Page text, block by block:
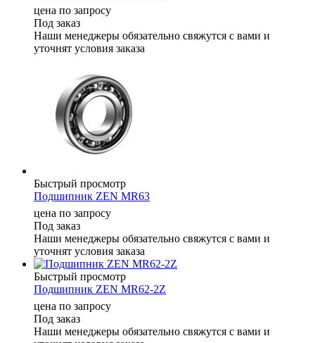
цена по запросу
Под заказ
Наши менеджеры обязательно свяжутся с вами и
уточнят условия заказа
Быстрый просмотр
Подшипник ZEN MR63
цена по запросу
Под заказ
Наши менеджеры обязательно свяжутся с вами и
уточнят условия заказа
Быстрый просмотр
Подшипник ZEN MR62-2Z
цена по запросу
Под заказ
Наши менеджеры обязательно свяжутся с вами и